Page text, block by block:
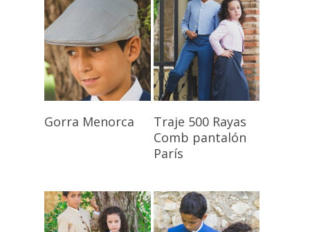
Seleccionar
Gorra Menorca
Seleccionar
Opciones
Traje 500 Rayas
Comb pantalón
París